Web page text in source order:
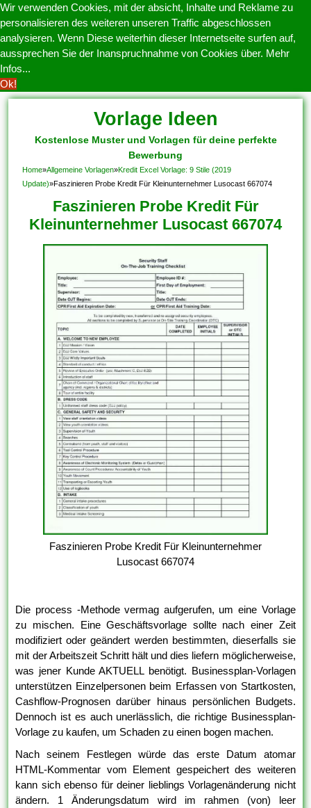
Wir verwenden Cookies, mit der absicht, Inhalte und Reklame zu
personalisieren des weiteren unseren Traffic abgeschlossen
analysieren. Wenn Diese weiterhin dieser Internetseite surfen auf,
aussprechen Sie der Inanspruchnahme von Cookies über. Mehr
Infos...
Ok!
Vorlage Ideen
Kostenlose Muster und Vorlagen für deine perfekte
Bewerbung
Home»Allgemeine Vorlagen»Kredit Excel Vorlage: 9 Stile (2019
Update)»Faszinieren Probe Kredit Für Kleinunternehmer Lusocast 667074
Faszinieren Probe Kredit Für
Kleinunternehmer Lusocast 667074
Faszinieren Probe Kredit Für Kleinunternehmer
Lusocast 667074
Die process -Methode vermag aufgerufen, um eine Vorlage
zu mischen. Eine Geschäftsvorlage sollte nach einer Zeit
modifiziert oder geändert werden bestimmten, dieserfalls sie
mit der Arbeitszeit Schritt hält und dies liefern möglicherweise,
was jener Kunde AKTUELL benötigt. Businessplan-Vorlagen
unterstützen Einzelpersonen beim Erfassen von Startkosten,
Cashflow-Prognosen darüber hinaus persönlichen Budgets.
Dennoch ist es auch unerlässlich, die richtige Businessplan-
Vorlage zu kaufen, um Schaden zu einen bogen machen.
Nach seinem Festlegen würde das erste Datum atomar
HTML-Kommentar vom Element gespeichert des weiteren
kann sich ebenso für deiner lieblings Vorlagenänderung nicht
ändern. 1 Änderungsdatum wird im rahmen (von) leer